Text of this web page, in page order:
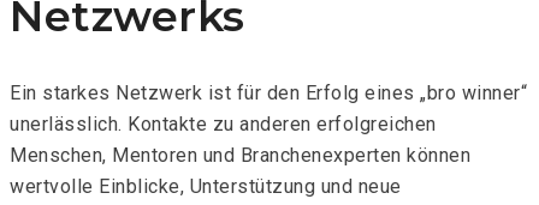
Netzwerks
Ein starkes Netzwerk ist für den Erfolg eines „bro winner“
unerlässlich. Kontakte zu anderen erfolgreichen
Menschen, Mentoren und Branchenexperten können
wertvolle Einblicke, Unterstützung und neue